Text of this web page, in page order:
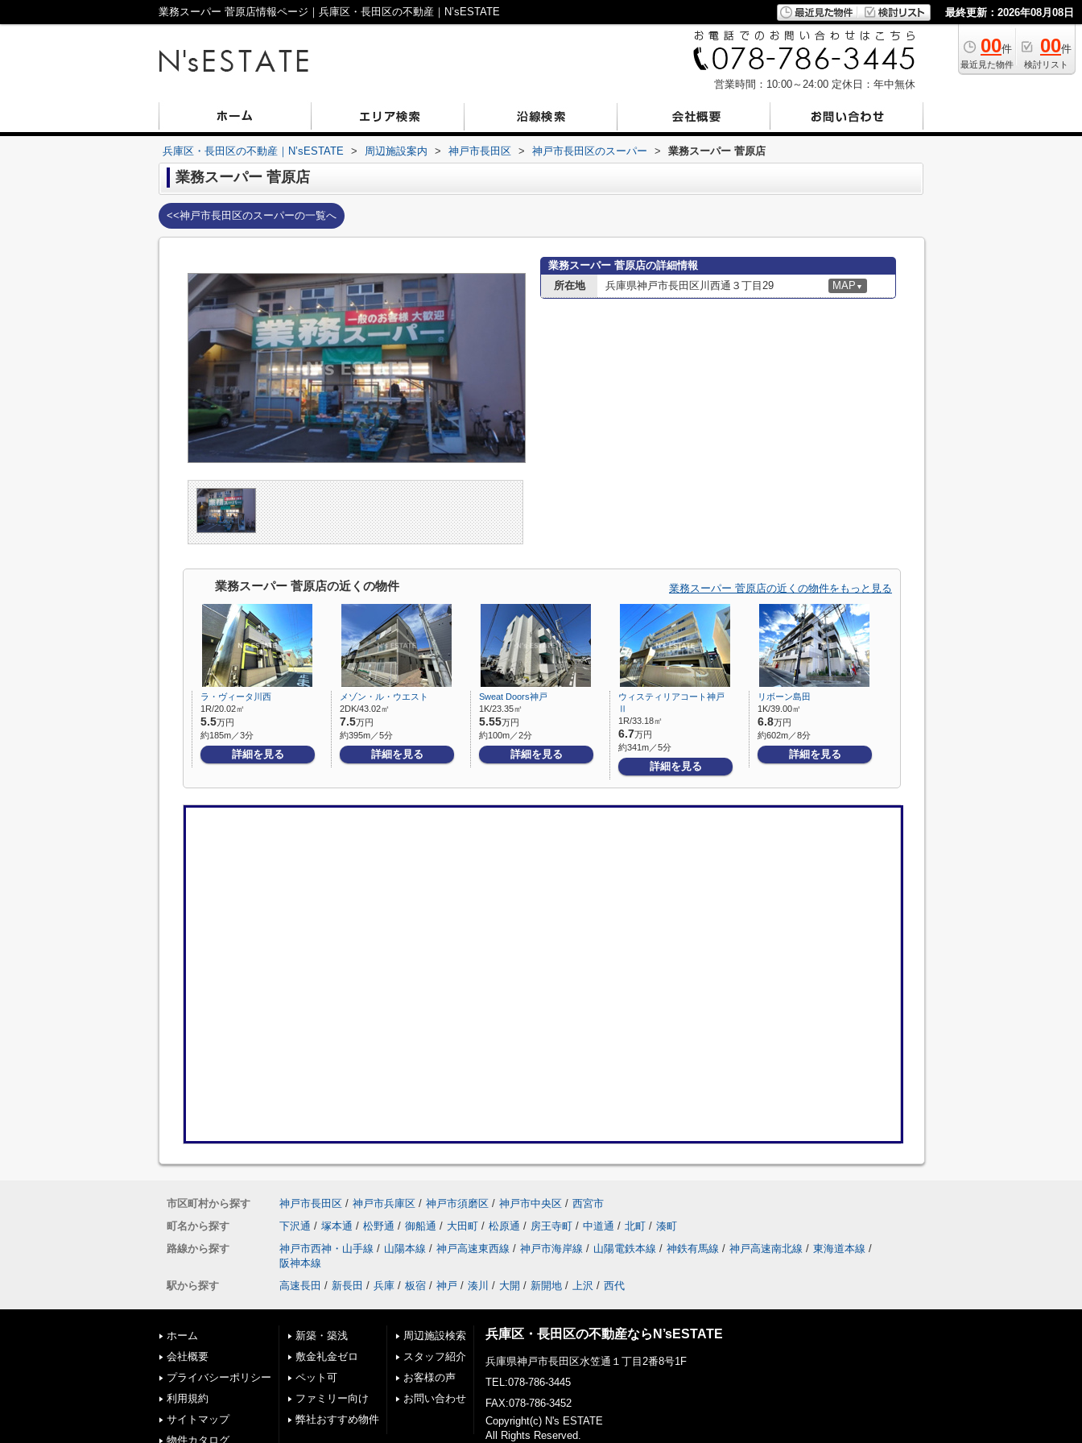
業務スーパー 菅原店情報ページ｜兵庫区・長田区の不動産｜N’sESTATE 最終更新：2026年08月08日
00件
最近見た物件
00件
検討リスト
営業時間：10:00～24:00 定休日：年中無休
兵庫区・長田区の不動産｜N’sESTATE > 周辺施設案内 > 神戸市長田区 > 神戸市長田区のスーパー > 業務スーパー 菅原店
業務スーパー 菅原店
<<神戸市長田区のスーパーの一覧へ
業務スーパー 菅原店の詳細情報
所在地
兵庫県神戸市長田区川西通３丁目29 MAP ▼
業務スーパー 菅原店の近くの物件 業務スーパー 菅原店の近くの物件をもっと見る
ラ・ヴィータ川西
1R/20.02㎡
5.5万円
約185m／3分
詳細を見る
メゾン・ル・ウエスト
2DK/43.02㎡
7.5万円
約395m／5分
詳細を見る
Sweat Doors神戸
1K/23.35㎡
5.55万円
約100m／2分
詳細を見る
ウィスティリアコート神戸
Ⅱ
1R/33.18㎡
6.7万円
約341m／5分
詳細を見る
リボーン島田
1K/39.00㎡
6.8万円
約602m／8分
詳細を見る
市区町村から探す 神戸市長田区 / 神戸市兵庫区 / 神戸市須磨区 / 神戸市中央区 / 西宮市
町名から探す
下沢通 / 塚本通 / 松野通 / 御船通 / 大田町 / 松原通 / 房王寺町 / 中道通 / 北町 / 湊町
路線から探す
神戸市西神・山手線 / 山陽本線 / 神戸高速東西線 / 神戸市海岸線 / 山陽電鉄本線 / 神鉄有馬線 / 神戸高速南北線 / 東海道本線 /
阪神本線
駅から探す
高速長田 / 新長田 / 兵庫 / 板宿 / 神戸 / 湊川 / 大開 / 新開地 / 上沢 / 西代
ホーム
会社概要
プライバシーポリシー
利用規約
サイトマップ
物件カタログ
新築・築浅
敷金礼金ゼロ
ペット可
ファミリー向け
弊社おすすめ物件
周辺施設検索
スタッフ紹介
お客様の声
お問い合わせ
兵庫区・長田区の不動産ならN’sESTATE
兵庫県神戸市長田区水笠通１丁目2番8号1F
TEL:078-786-3445
FAX:078-786-3452
Copyright(c) N's ESTATE
All Rights Reserved.